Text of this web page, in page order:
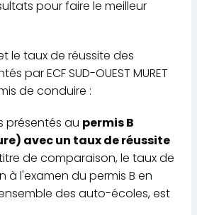
pour faire le meilleur
le taux de réussite des
par ECF SUD-OUEST MURET
de conduire :
présentés au permis B
avec un taux de réussite
de comparaison, le taux de
à l'examen du permis B en
des auto-écoles, est